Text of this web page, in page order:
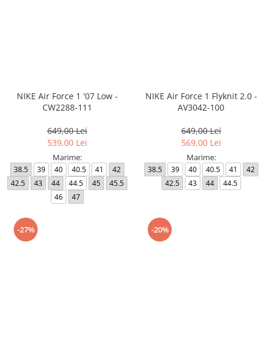
NIKE Air Force 1 '07 Low -
CW2288-111
649,00 Lei
539,00 Lei
Marime:
38.5 39 40 40.5 41
42
42.5
43 44 44.5 45
45.5
46
47
NIKE Air Force 1 Flyknit 2.0 -
AV3042-100
649,00 Lei
569,00 Lei
Marime:
38.5 39 40 40.5 41
42
42.5
43 44 44.5
-27% -20%